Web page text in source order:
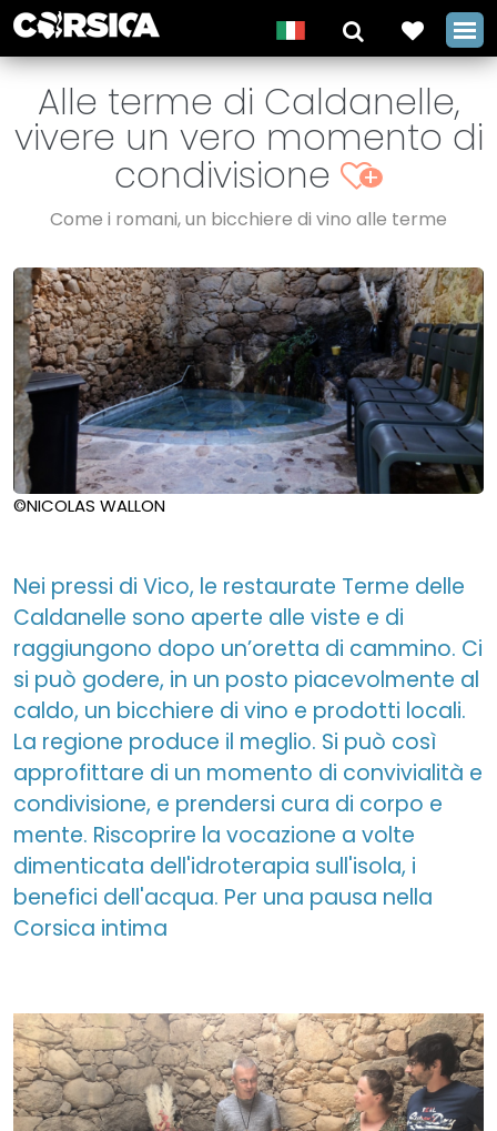
Alle terme di Caldanelle,
vivere un vero momento di
condivisione +
Come i romani, un bicchiere di vino alle terme
©NICOLAS WALLON
Nei pressi di Vico, le restaurate Terme delle
Caldanelle sono aperte alle viste e di
raggiungono dopo un’oretta di cammino. Ci
si può godere, in un posto piacevolmente al
caldo, un bicchiere di vino e prodotti locali.
La regione produce il meglio. Si può così
approfittare di un momento di convivialità e
condivisione, e prendersi cura di corpo e
mente. Riscoprire la vocazione a volte
dimenticata dell'idroterapia sull'isola, i
benefici dell'acqua. Per una pausa nella
Corsica intima